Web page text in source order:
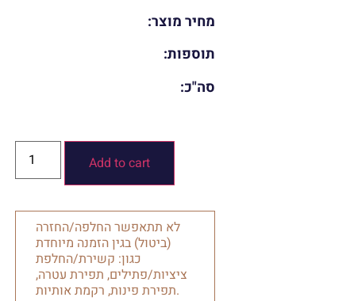
מחיר מוצר:
תוספות:
סה"כ:
Add to cart
לא תתאפשר החלפה/החזרה
(ביטול) בגין הזמנה מיוחדת
כגון: קשירת/החלפת
ציציות/פתילים, תפירת עטרה,
תפירת פינות, רקמת אותיות.